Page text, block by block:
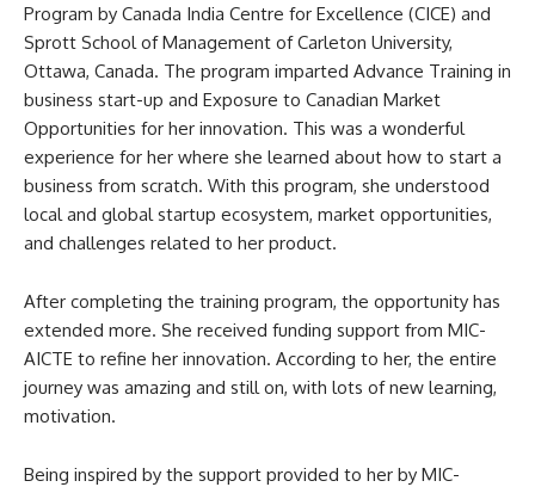
Program by Canada India Centre for Excellence (CICE) and
Sprott School of Management of Carleton University,
Ottawa, Canada. The program imparted Advance Training in
business start-up and Exposure to Canadian Market
Opportunities for her innovation. This was a wonderful
experience for her where she learned about how to start a
business from scratch. With this program, she understood
local and global startup ecosystem, market opportunities,
and challenges related to her product.
After completing the training program, the opportunity has
extended more. She received funding support from MIC-
AICTE to refine her innovation. According to her, the entire
journey was amazing and still on, with lots of new learning,
motivation.
Being inspired by the support provided to her by MIC-